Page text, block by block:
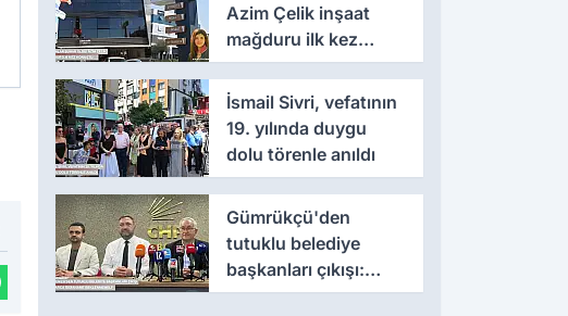
Azim Çelik inşaat
mağduru ilk kez
konuştu
İsmail Sivri, vefatının
19. yılında duygu
dolu törenle anıldı
Gümrükçü'den
tutuklu belediye
başkanları çıkışı:
'Yıllarca iddianame